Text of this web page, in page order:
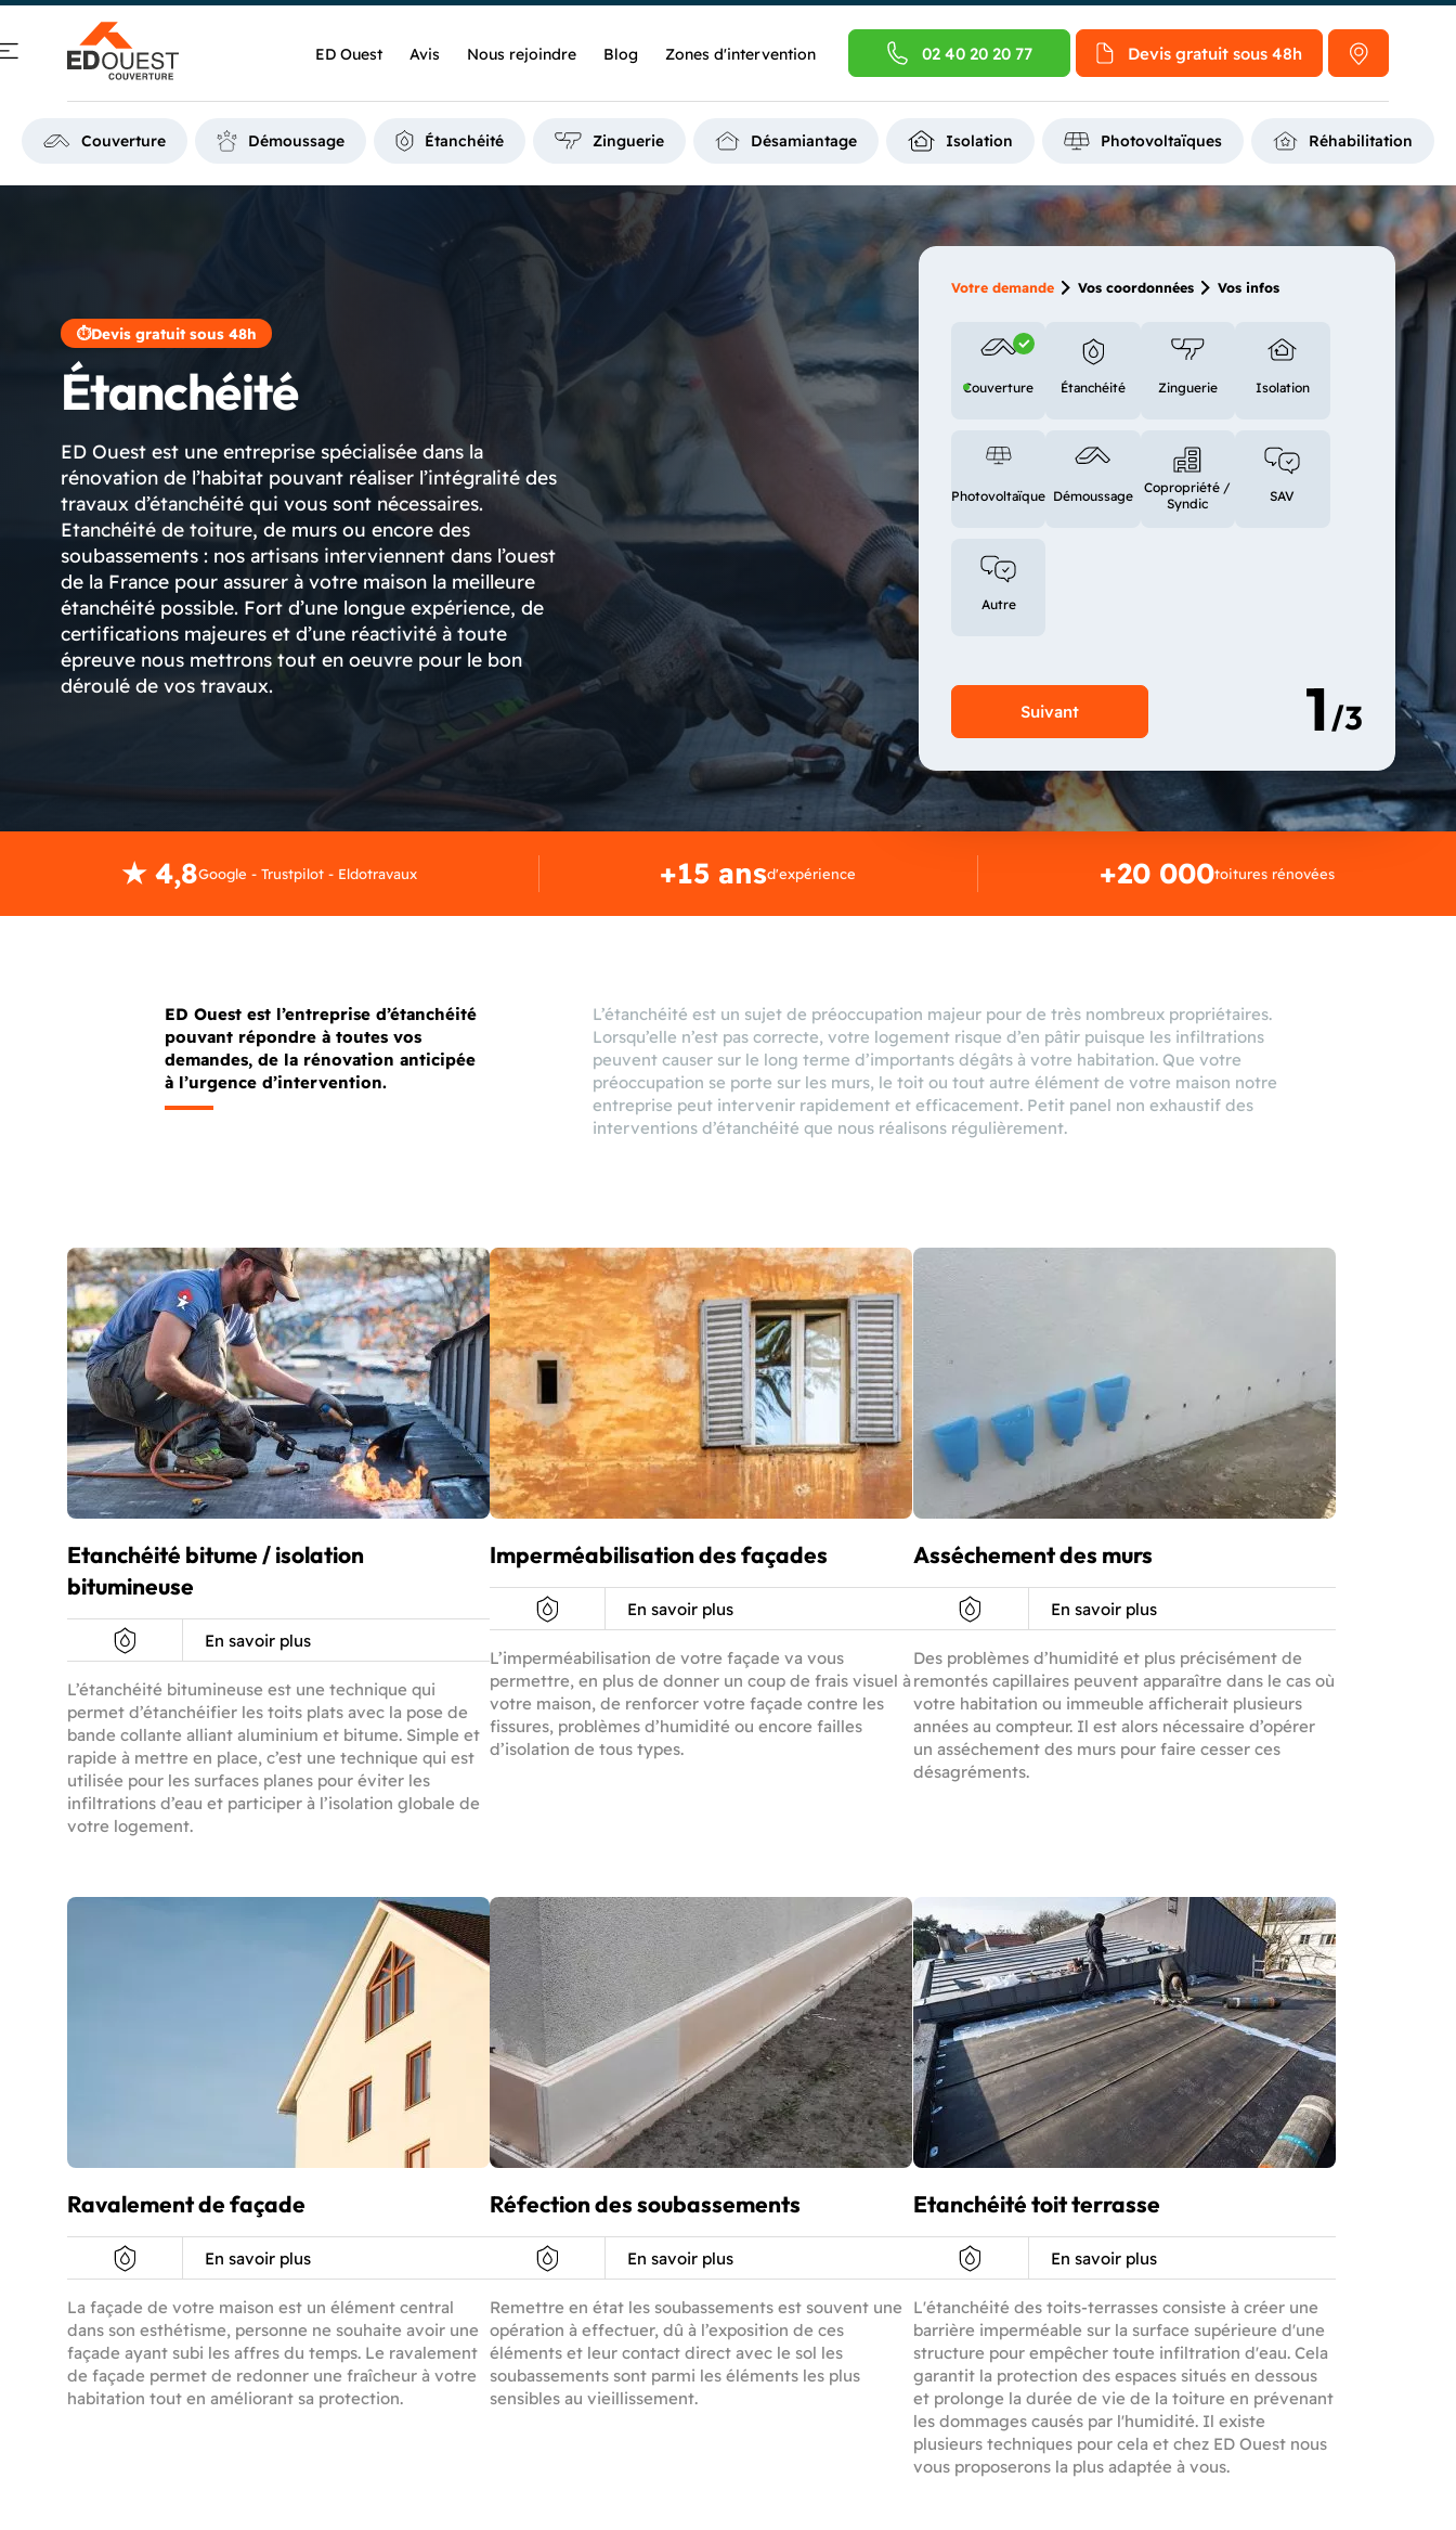
ED Ouest Avis Nous rejoindre Blog Zones d'intervention 02 40 20 20 77 Devis gratuit sous 48h
Couverture Démoussage Étanchéité Zinguerie Désamiantage Isolation Photovoltaïques Réhabilitation
⏱Devis gratuit sous 48h
Étanchéité
ED Ouest est une entreprise spécialisée dans la
rénovation de l’habitat pouvant réaliser l’intégralité des
travaux d’étanchéité qui vous sont nécessaires.
Etanchéité de toiture, de murs ou encore des
soubassements : nos artisans interviennent dans l’ouest
de la France pour assurer à votre maison la meilleure
étanchéité possible. Fort d’une longue expérience, de
certifications majeures et d’une réactivité à toute
épreuve nous mettrons tout en oeuvre pour le bon
déroulé de vos travaux.
Votre demande Vos coordonnées Vos infos
Couverture Étanchéité Zinguerie Isolation
Photovoltaïque Démoussage
Copropriété /
Syndic
SAV
Autre
★ 4,8Google - Trustpilot - Eldotravaux +15 ansd'expérience +20 000toitures rénovées
ED Ouest est l’entreprise d’étanchéité
pouvant répondre à toutes vos
demandes, de la rénovation anticipée
à l’urgence d’intervention.
L’étanchéité est un sujet de préoccupation majeur pour de très nombreux propriétaires.
Lorsqu’elle n’est pas correcte, votre logement risque d’en pâtir puisque les infiltrations
peuvent causer sur le long terme d’importants dégâts à votre habitation. Que votre
préoccupation se porte sur les murs, le toit ou tout autre élément de votre maison notre
entreprise peut intervenir rapidement et efficacement. Petit panel non exhaustif des
interventions d’étanchéité que nous réalisons régulièrement.
Etanchéité bitume / isolation
bitumineuse
En savoir plus
L’étanchéité bitumineuse est une technique qui
permet d’étanchéifier les toits plats avec la pose de
bande collante alliant aluminium et bitume. Simple et
rapide à mettre en place, c’est une technique qui est
utilisée pour les surfaces planes pour éviter les
infiltrations d’eau et participer à l’isolation globale de
votre logement.
Imperméabilisation des façades
En savoir plus
L’imperméabilisation de votre façade va vous
permettre, en plus de donner un coup de frais visuel à
votre maison, de renforcer votre façade contre les
fissures, problèmes d’humidité ou encore failles
d’isolation de tous types.
Asséchement des murs
En savoir plus
Des problèmes d’humidité et plus précisément de
remontés capillaires peuvent apparaître dans le cas où
votre habitation ou immeuble afficherait plusieurs
années au compteur. Il est alors nécessaire d’opérer
un asséchement des murs pour faire cesser ces
désagréments.
Ravalement de façade
En savoir plus
La façade de votre maison est un élément central
dans son esthétisme, personne ne souhaite avoir une
façade ayant subi les affres du temps. Le ravalement
de façade permet de redonner une fraîcheur à votre
habitation tout en améliorant sa protection.
Réfection des soubassements
En savoir plus
Remettre en état les soubassements est souvent une
opération à effectuer, dû à l’exposition de ces
éléments et leur contact direct avec le sol les
soubassements sont parmi les éléments les plus
sensibles au vieillissement.
Etanchéité toit terrasse
En savoir plus
L'étanchéité des toits-terrasses consiste à créer une
barrière imperméable sur la surface supérieure d'une
structure pour empêcher toute infiltration d'eau. Cela
garantit la protection des espaces situés en dessous
et prolonge la durée de vie de la toiture en prévenant
les dommages causés par l'humidité. Il existe
plusieurs techniques pour cela et chez ED Ouest nous
vous proposerons la plus adaptée à vous.